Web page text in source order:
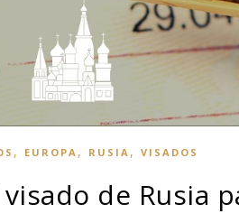
, EUROPA , RUSIA , VISADOS
de Rusia